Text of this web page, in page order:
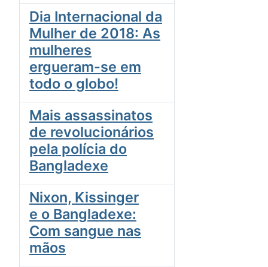
Dia Internacional da
Mulher de 2018: As
mulheres
ergueram-se em
todo o globo!
Mais assassinatos
de revolucionários
pela polícia do
Bangladexe
Nixon, Kissinger
e o Bangladexe:
Com sangue nas
mãos